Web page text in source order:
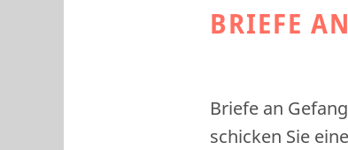
BRIEFE
Briefe an
schicken Sie